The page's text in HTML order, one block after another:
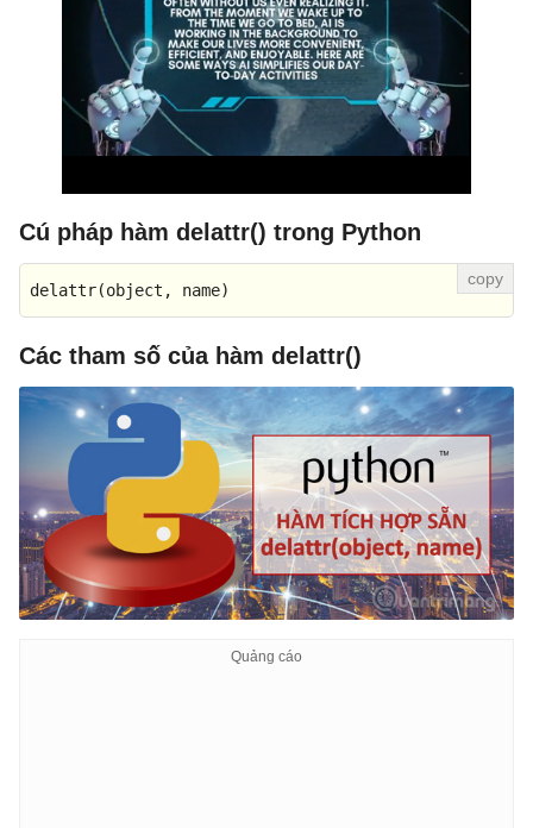
Cú pháp hàm delattr() trong Python
delattr(object , name)
Các tham số của hàm delattr()